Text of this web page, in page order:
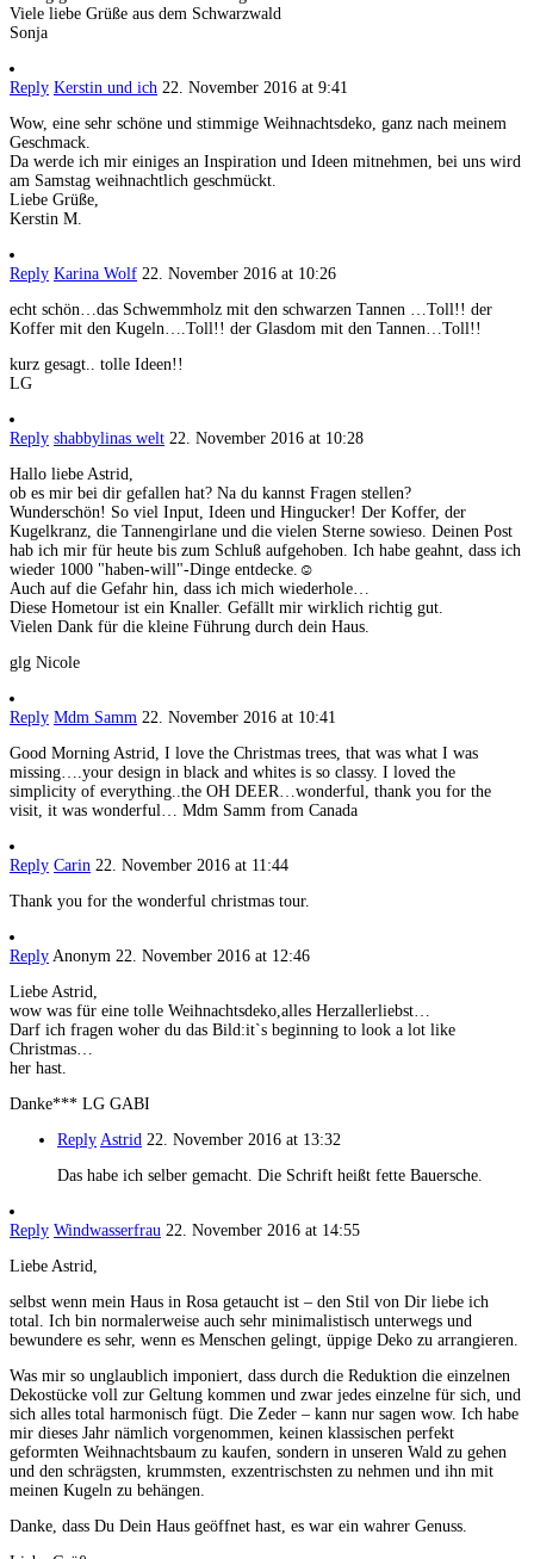
Viele liebe Grüße aus dem Schwarzwald
Sonja
Reply Kerstin und ich 22. November 2016 at 9:41
Wow, eine sehr schöne und stimmige Weihnachtsdeko, ganz nach meinem
Geschmack.
Da werde ich mir einiges an Inspiration und Ideen mitnehmen, bei uns wird
am Samstag weihnachtlich geschmückt.
Liebe Grüße,
Kerstin M.
Reply Karina Wolf 22. November 2016 at 10:26
echt schön…das Schwemmholz mit den schwarzen Tannen …Toll!! der
Koffer mit den Kugeln….Toll!! der Glasdom mit den Tannen…Toll!!
kurz gesagt.. tolle Ideen!!
LG
Reply shabbylinas welt 22. November 2016 at 10:28
Hallo liebe Astrid,
ob es mir bei dir gefallen hat? Na du kannst Fragen stellen?
Wunderschön! So viel Input, Ideen und Hingucker! Der Koffer, der
Kugelkranz, die Tannengirlane und die vielen Sterne sowieso. Deinen Post
hab ich mir für heute bis zum Schluß aufgehoben. Ich habe geahnt, dass ich
wieder 1000 "haben-will"-Dinge entdecke.☺
Auch auf die Gefahr hin, dass ich mich wiederhole…
Diese Hometour ist ein Knaller. Gefällt mir wirklich richtig gut.
Vielen Dank für die kleine Führung durch dein Haus.
glg Nicole
Reply Mdm Samm 22. November 2016 at 10:41
Good Morning Astrid, I love the Christmas trees, that was what I was
missing….your design in black and whites is so classy. I loved the
simplicity of everything..the OH DEER…wonderful, thank you for the
visit, it was wonderful… Mdm Samm from Canada
Reply Carin 22. November 2016 at 11:44
Thank you for the wonderful christmas tour.
Reply Anonym 22. November 2016 at 12:46
Liebe Astrid,
wow was für eine tolle Weihnachtsdeko,alles Herzallerliebst…
Darf ich fragen woher du das Bild:it`s beginning to look a lot like
Christmas…
her hast.
Danke*** LG GABI
Reply Astrid 22. November 2016 at 13:32
Das habe ich selber gemacht. Die Schrift heißt fette Bauersche.
Reply Windwasserfrau 22. November 2016 at 14:55
Liebe Astrid,
selbst wenn mein Haus in Rosa getaucht ist – den Stil von Dir liebe ich
total. Ich bin normalerweise auch sehr minimalistisch unterwegs und
bewundere es sehr, wenn es Menschen gelingt, üppige Deko zu arrangieren.
Was mir so unglaublich imponiert, dass durch die Reduktion die einzelnen
Dekostücke voll zur Geltung kommen und zwar jedes einzelne für sich, und
sich alles total harmonisch fügt. Die Zeder – kann nur sagen wow. Ich habe
mir dieses Jahr nämlich vorgenommen, keinen klassischen perfekt
geformten Weihnachtsbaum zu kaufen, sondern in unseren Wald zu gehen
und den schrägsten, krummsten, exzentrischsten zu nehmen und ihn mit
meinen Kugeln zu behängen.
Danke, dass Du Dein Haus geöffnet hast, es war ein wahrer Genuss.